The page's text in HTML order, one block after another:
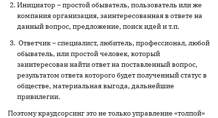
Инициатор – простой обыватель, пользователь или же
компания организация, заинтересованная в ответе на
данный вопрос, предложение, поиск идей и т.п.
Ответчик – специалист, любитель, профессионал, любой
обыватель, или простой человек, который
заинтересован найти ответ на поставленный вопрос,
результатом ответа которого будет полученный статус в
обществе, материальная выгода, дальнейшие
привилегии.
Поэтому краудсорсинг это не только управление «толпой»